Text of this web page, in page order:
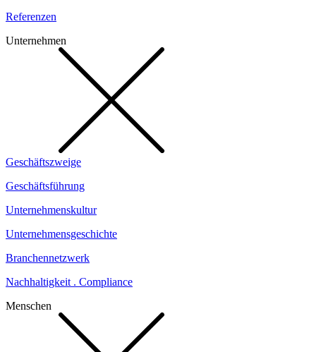
Referenzen
Unternehmen
Geschäftszweige
Geschäftsführung
Unternehmenskultur
Unternehmensgeschichte
Branchennetzwerk
Nachhaltigkeit . Compliance
Menschen